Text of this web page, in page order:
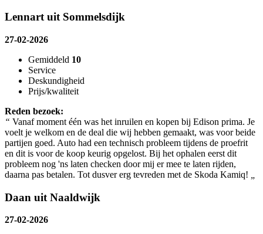
Lennart uit Sommelsdijk
27-02-2026
Gemiddeld 10
Service
Deskundigheid
Prijs/kwaliteit
Reden bezoek:
“ Vanaf moment één was het inruilen en kopen bij Edison prima. Je
voelt je welkom en de deal die wij hebben gemaakt, was voor beide
partijen goed. Auto had een technisch probleem tijdens de proefrit
en dit is voor de koop keurig opgelost. Bij het ophalen eerst dit
probleem nog 'ns laten checken door mij er mee te laten rijden,
daarna pas betalen. Tot dusver erg tevreden met de Skoda Kamiq!
Daan uit Naaldwijk
27-02-2026